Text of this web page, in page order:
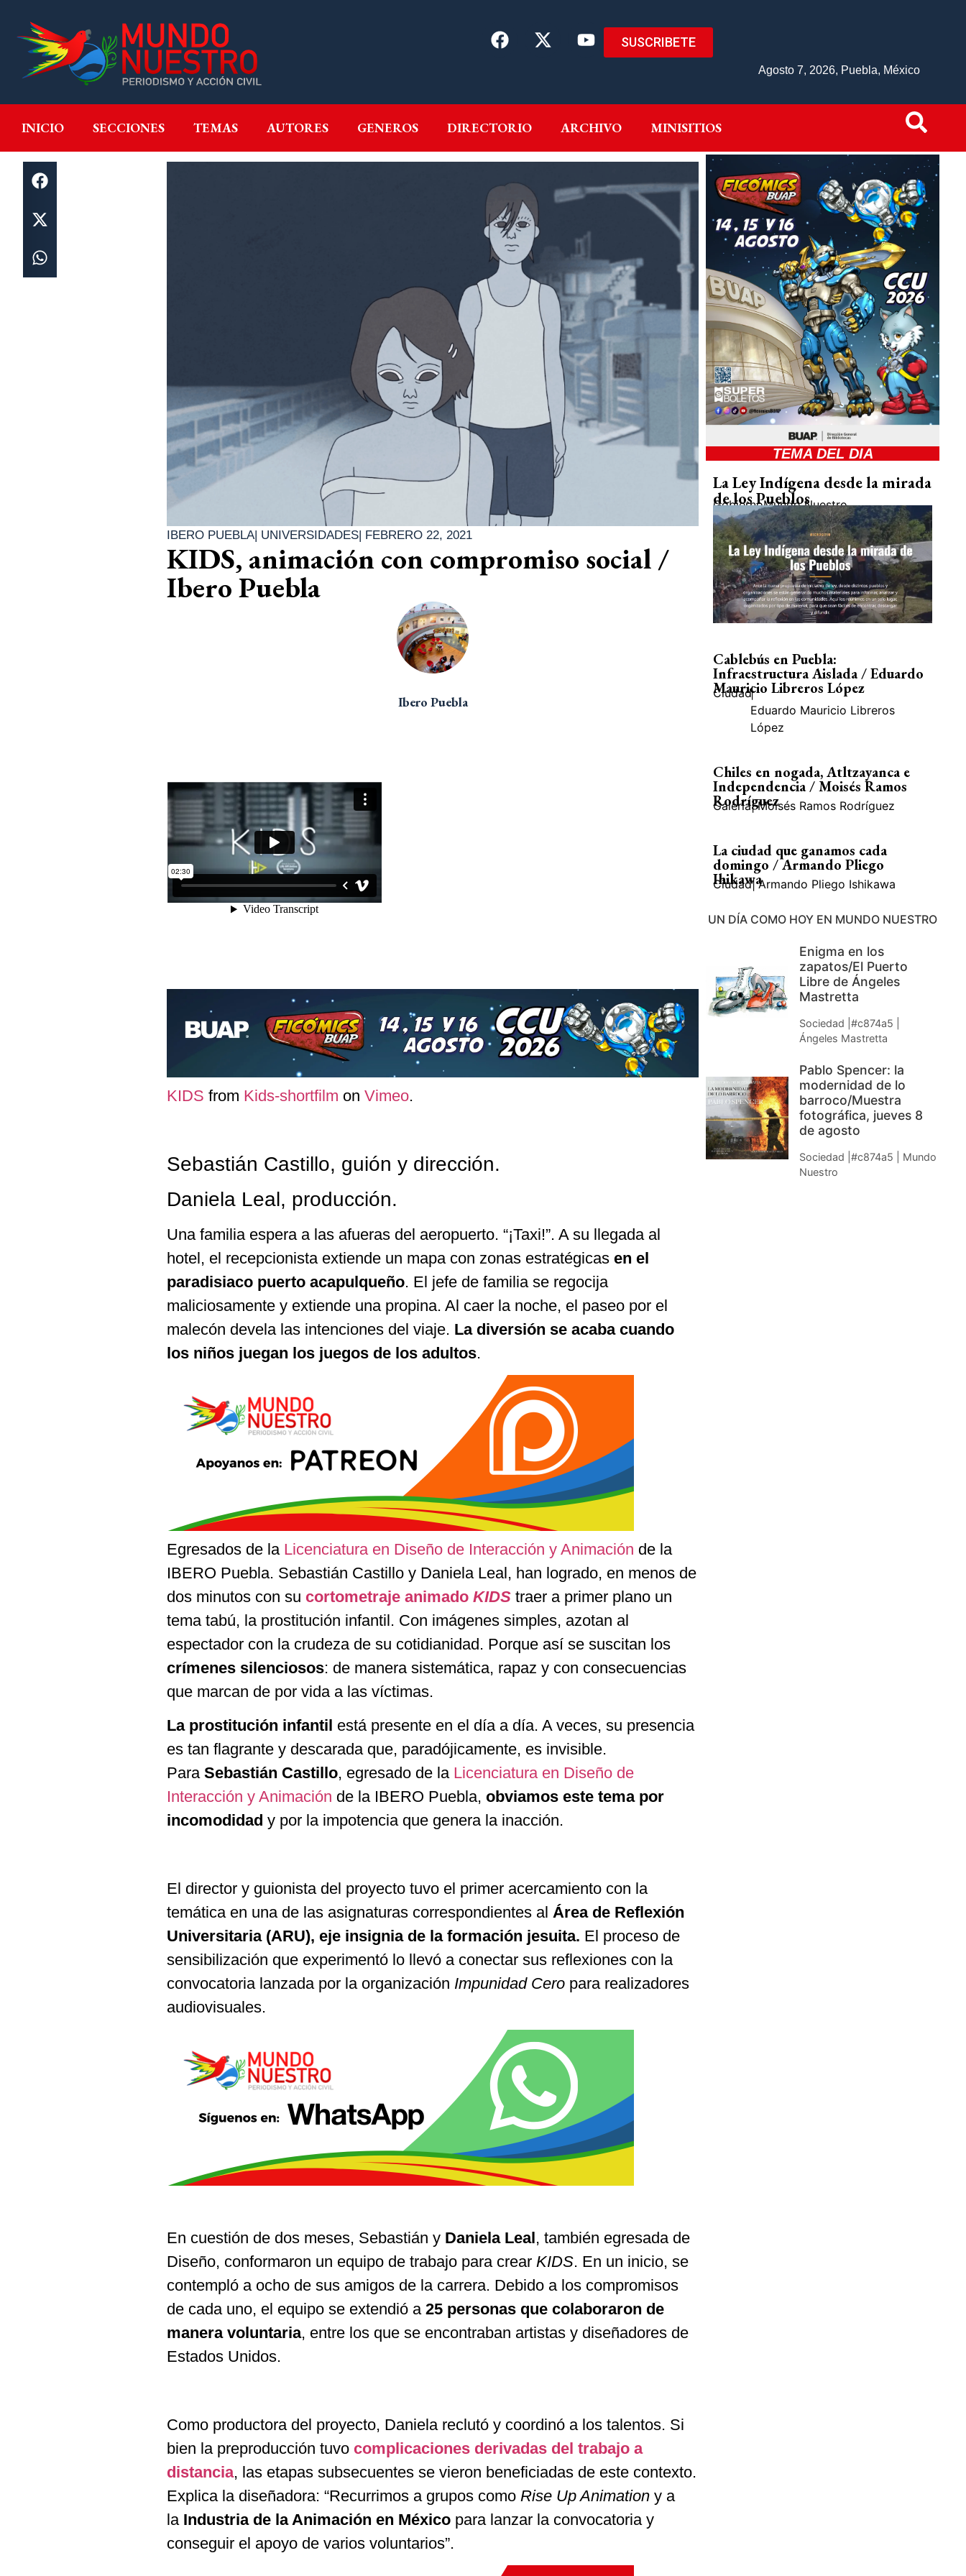
SUSCRIBETE
Agosto 7, 2026, Puebla, México
INICIO SECCIONES TEMAS AUTORES GENEROS DIRECTORIO ARCHIVO MINISITIOS
INICIO SECCIONES GENEROS DIRECTORIO ARCHIVO MINISITIOS
IBERO PUEBLA| UNIVERSIDADES| FEBRERO 22, 2021
KIDS, animación con compromiso social /
Ibero Puebla
Ibero Puebla
KIDS from Kids-shortfilm on Vimeo.
Sebastián Castillo, guión y dirección.
Daniela Leal, producción.
Una familia espera a las afueras del aeropuerto. “¡Taxi!”. A su llegada al
hotel, el recepcionista extiende un mapa con zonas estratégicas en el
paradisiaco puerto acapulqueño. El jefe de familia se regocija
maliciosamente y extiende una propina. Al caer la noche, el paseo por el
malecón devela las intenciones del viaje. La diversión se acaba cuando
los niños juegan los juegos de los adultos.
Egresados de la Licenciatura en Diseño de Interacción y Animación de la
IBERO Puebla. Sebastián Castillo y Daniela Leal, han logrado, en menos de
dos minutos con su cortometraje animado KIDS traer a primer plano un
tema tabú, la prostitución infantil. Con imágenes simples, azotan al
espectador con la crudeza de su cotidianidad. Porque así se suscitan los
crímenes silenciosos: de manera sistemática, rapaz y con consecuencias
que marcan de por vida a las víctimas.
La prostitución infantil está presente en el día a día. A veces, su presencia
es tan flagrante y descarada que, paradójicamente, es invisible.
Para Sebastián Castillo, egresado de la Licenciatura en Diseño de
Interacción y Animación de la IBERO Puebla, obviamos este tema por
incomodidad y por la impotencia que genera la inacción.
El director y guionista del proyecto tuvo el primer acercamiento con la
temática en una de las asignaturas correspondientes al Área de Reflexión
Universitaria (ARU), eje insignia de la formación jesuita. El proceso de
sensibilización que experimentó lo llevó a conectar sus reflexiones con la
convocatoria lanzada por la organización Impunidad Cero para realizadores
audiovisuales.
En cuestión de dos meses, Sebastián y Daniela Leal, también egresada de
Diseño, conformaron un equipo de trabajo para crear KIDS. En un inicio, se
contempló a ocho de sus amigos de la carrera. Debido a los compromisos
de cada uno, el equipo se extendió a 25 personas que colaboraron de
manera voluntaria, entre los que se encontraban artistas y diseñadores de
Estados Unidos.
Como productora del proyecto, Daniela reclutó y coordinó a los talentos. Si
bien la preproducción tuvo complicaciones derivadas del trabajo a
distancia, las etapas subsecuentes se vieron beneficiadas de este contexto.
Explica la diseñadora: “Recurrimos a grupos como Rise Up Animation y a
la Industria de la Animación en México para lanzar la convocatoria y
conseguir el apoyo de varios voluntarios”.
TEMA DEL DIA
La Ley Indígena desde la mirada
de los Pueblos
GobiernoMundo Nuestro
Cablebús en Puebla:
Infraestructura Aislada / Eduardo
Mauricio Libreros López
Ciudad|
Eduardo Mauricio Libreros
López
Chiles en nogada, Atltzayanca e
Independencia / Moisés Ramos
Rodríguez
Galería| Moisés Ramos Rodríguez
La ciudad que ganamos cada
domingo / Armando Pliego
Ihikawa
Ciudad| Armando Pliego Ishikawa
UN DÍA COMO HOY EN MUNDO NUESTRO
Enigma en los
zapatos/El Puerto
Libre de Ángeles
Mastretta
Sociedad |#c874a5 |
Ángeles Mastretta
Pablo Spencer: la
modernidad de lo
barroco/Muestra
fotográfica, jueves 8
de agosto
Sociedad |#c874a5 | Mundo
Nuestro